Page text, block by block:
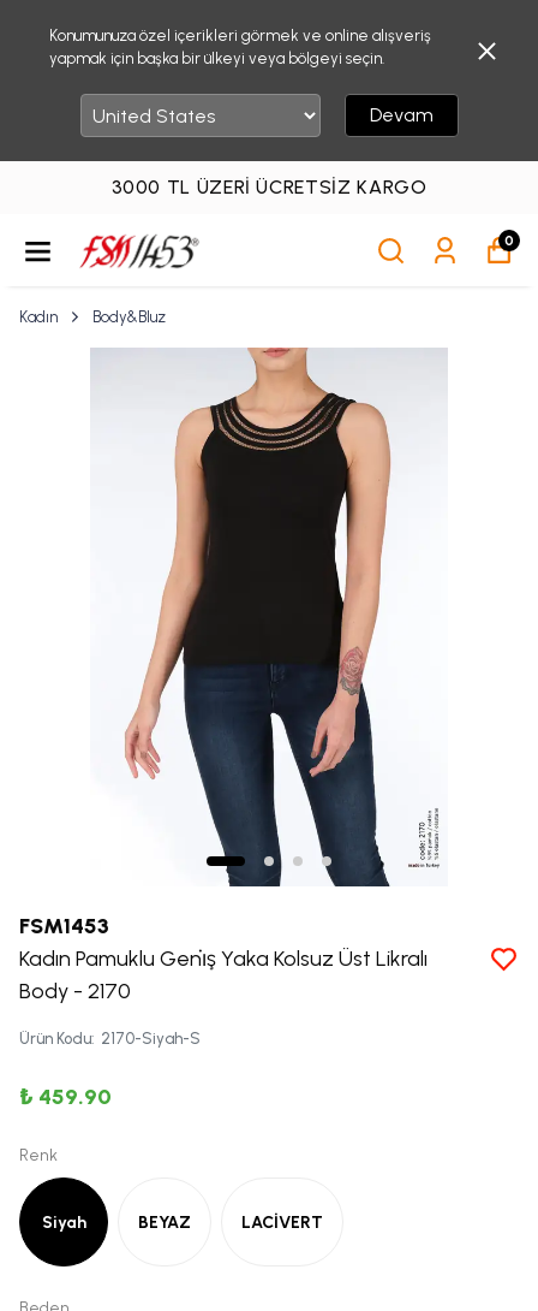
Konumunuza özel içerikleri görmek ve online alışveriş
yapmak için başka bir ülkeyi veya bölgeyi seçin.
Devam
3000 TL ÜZERI ÜCRETSIZ KARGO
0
Kadın Body&Bluz
FSM1453
Kadın Pamuklu Geni̇ş Yaka Kolsuz Üst Likralı
Body - 2170
Ürün Kodu: 2170-Siyah-S
₺ 459.90
Renk
Siyah BEYAZ LACİVERT